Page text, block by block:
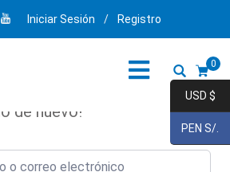
Iniciar Sesión / Registro
0
de nuevo!
USD $
PEN S/.